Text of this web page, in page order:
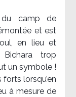
du camp de
et est
en lieu et
trop
un symbole !
lorsqu’en
à mesure de